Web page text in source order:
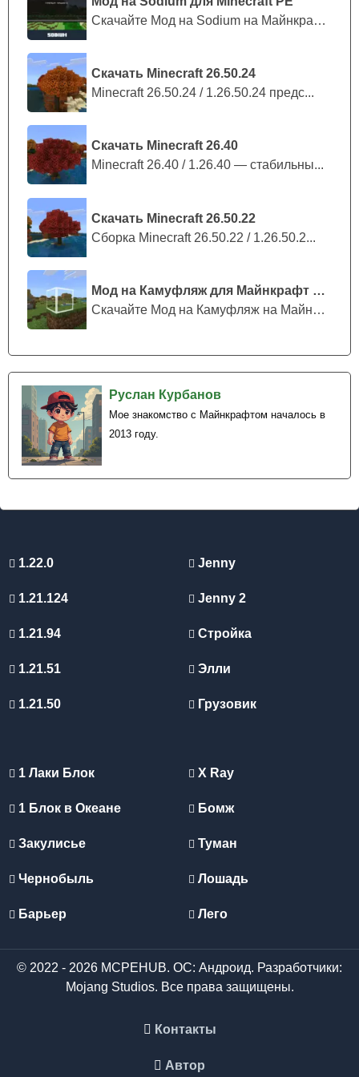
Скачайте Мод на Sodium на Майнкрафт П...
Скачать Minecraft 26.50.24
Minecraft 26.50.24 / 1.26.50.24 предс...
Скачать Minecraft 26.40
Minecraft 26.40 / 1.26.40 — стабильны...
Скачать Minecraft 26.50.22
Сборка Minecraft 26.50.22 / 1.26.50.2...
Мод на Камуфляж для Майнкрафт ПЕ
Скачайте Мод на Камуфляж на Майнкрафт...
Руслан Курбанов
Мое знакомство с Майнкрафтом началось в
2013 году.
1.22.0
1.21.124
1.21.94
1.21.51
1.21.50
Jenny
Jenny 2
Стройка
Элли
Грузовик
1 Лаки Блок
1 Блок в Океане
Закулисье
Чернобыль
Барьер
X Ray
Бомж
Туман
Лошадь
Лего
© 2022 - 2026 MCPEHUB. ОС: Андроид. Разработчики:
Mojang Studios. Все права защищены.
Контакты
Автор